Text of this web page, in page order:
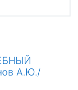
А.Ю./